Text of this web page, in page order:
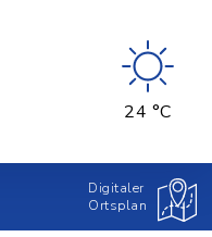
24 °C
Digitaler
Ortsplan